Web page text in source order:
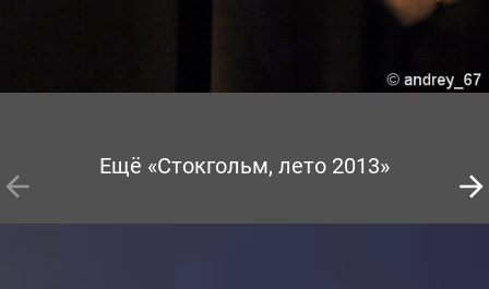
Ещё «Стокгольм, лето 2013»